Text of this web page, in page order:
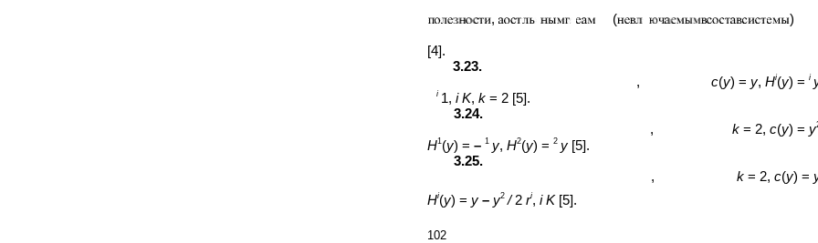
,
( )
[4].
3.23.
,
c(y) = y, Hi(y) = i
i 1, i K, k = 2 [5].
3.24.
,
k = 2, c(y) = y
H1(y) = – 1 y, H2(y) = 2 y [5].
3.25.
,
k = 2, c(y) =
Hi(y) = y – y2 /2 ri, i K [5].
102